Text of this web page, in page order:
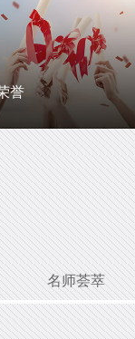
态
誉
部荣誉
名师荟萃